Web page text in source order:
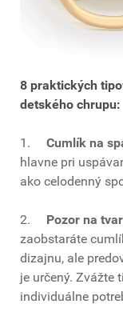
8 praktických
detského chrupu:
1. Cumlík na
hlavne pri
ako celodenný
2. Pozor na
zaobstaráte
dizajnu, ale
je určený. Zvážte
individuálne